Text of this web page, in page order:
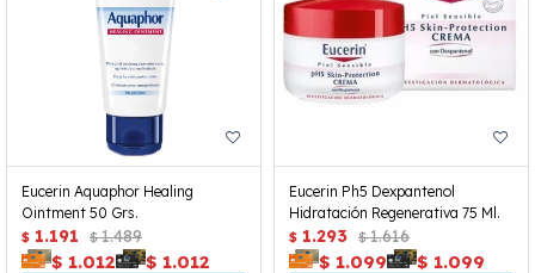
Eucerin Aquaphor Healing
Ointment 50 Grs.
$ 1.191 $ 1.489
$ 1.012 $ 1.012
Eucerin Ph5 Dexpantenol
Hidratación Regenerativa 75 Ml.
$ 1.293 $ 1.616
$ 1.099 $ 1.099